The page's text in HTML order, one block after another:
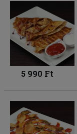
5 990 Ft